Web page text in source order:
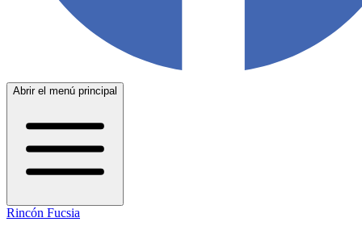
Abrir el menú principal
Rincón Fucsia